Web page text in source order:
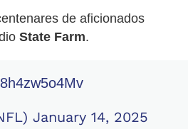
de aficionados
State Farm.
January 14, 2025